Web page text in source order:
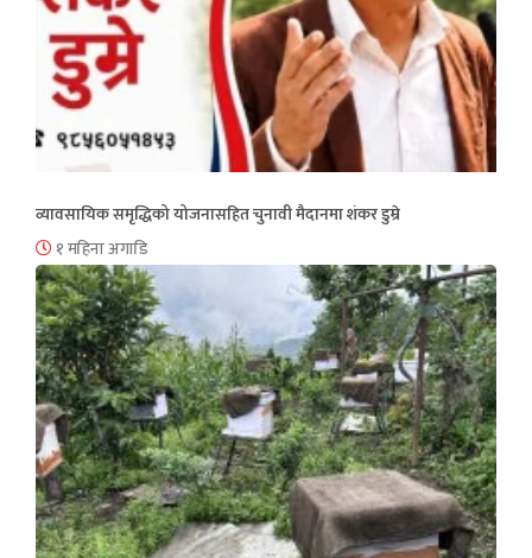
व्यावसायिक समृद्धिको योजनासहित चुनावी मैदानमा शंकर डुम्रे
१ महिना अगाडि